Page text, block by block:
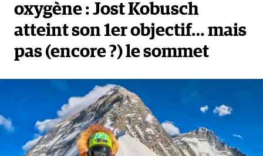
oxygène : Jost Kobusch
atteint son 1er objectif… mais
pas (encore ?) le sommet